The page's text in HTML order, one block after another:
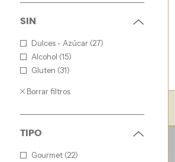
SIN
Dulces - Azúcar (27)
Alcohol (15)
Gluten (31)
Borrar filtros
TIPO
Gourmet (22)